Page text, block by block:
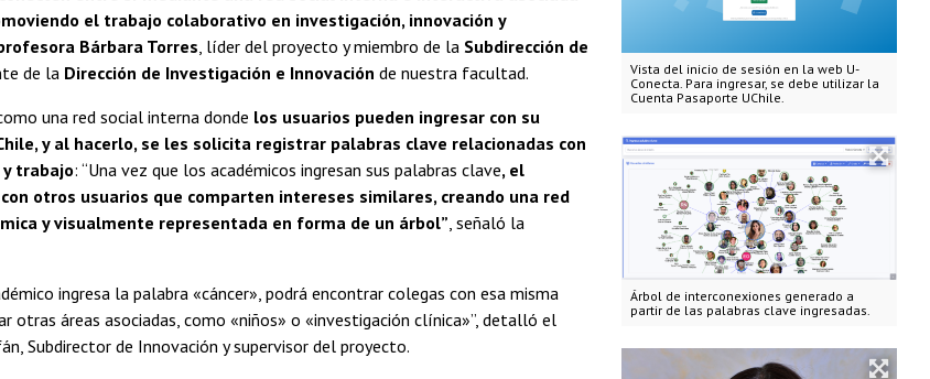
Vista del inicio de sesión en la web U-
Conecta. Para ingresar, se debe utilizar la
Cuenta Pasaporte UChile.
Árbol de interconexiones generado a
partir de las palabras clave ingresadas.
el trabajo colaborativo en investigación, innovación y
Bárbara Torres, líder del proyecto y miembro de la Subdirección de
de la Dirección de Investigación e Innovación de nuestra facultad.
una red social interna donde los usuarios pueden ingresar con su
y al hacerlo, se les solicita registrar palabras clave relacionadas con
trabajo: “Una vez que los académicos ingresan sus palabras clave, el
otros usuarios que comparten intereses similares, creando una red
y visualmente representada en forma de un árbol”, señaló la
ingresa la palabra «cáncer», podrá encontrar colegas con esa misma
otras áreas asociadas, como «niños» o «investigación clínica»”, detalló el
Subdirector de Innovación y supervisor del proyecto.